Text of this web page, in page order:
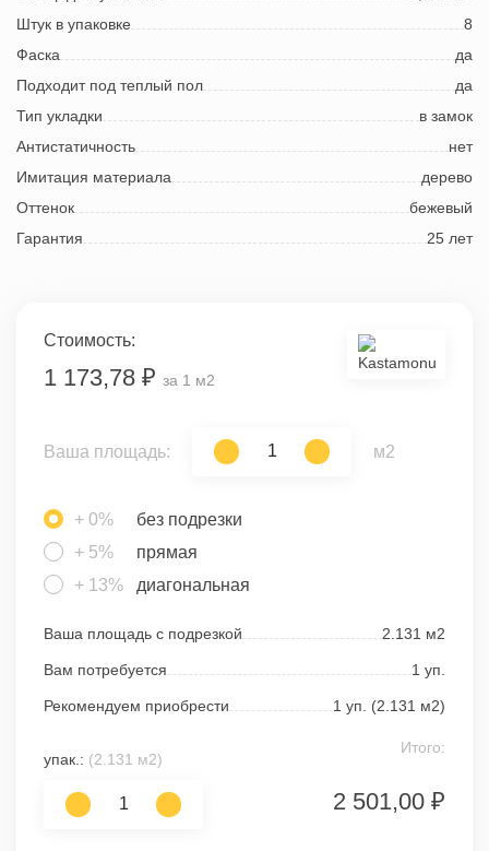
Штук в упаковке
8
Фаска
да
Подходит под теплый пол
да
Тип укладки
в замок
Антистатичность
нет
Имитация материала
дерево
Оттенок
бежевый
Гарантия
25 лет
Стоимость:
1 173,78 ₽ за 1 м2
Ваша площадь: м2
+ 0%
без подрезки
+ 5%
прямая
+ 13%
диагональная
Ваша площадь с подрезкой 2.131 м2
Вам потребуется 1 уп.
Рекомендуем приобрести 1 уп. (2.131 м2)
упак.: (2.131 м2)
Итого:
2 501,00 ₽